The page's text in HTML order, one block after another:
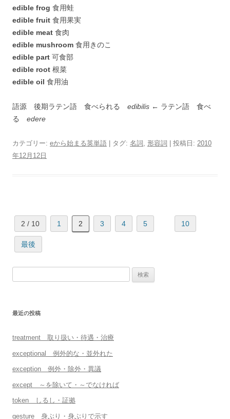
edible frog 食用蛙
edible fruit 食用果実
edible meat 食肉
edible mushroom 食用きのこ
edible part 可食部
edible root 根菜
edible oil 食用油
語源 後期ラテン語 食べられる edibilis ← ラテン語 食べ
る edere
カテゴリー: eから始まる英単語 | タグ: 名詞 , 形容詞 | 投稿日: 2010
年12月12日
2 / 10 1 2 3 4 5 10
最後
最近の投稿
treatment 取り扱い・待遇・治療
exceptional 例外的な・並外れた
exception 例外・除外・異議
except ～を除いて・～でなければ
token しるし・証拠
gesture 身ぶり・身ぶりで示す